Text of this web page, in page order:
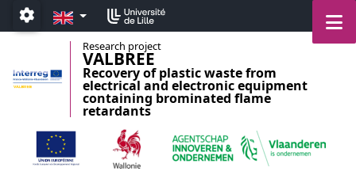
Accéder au menu principal
Accéder au contenu
Paramétrage
EN
Research project
VALBREE
Recovery of plastic waste from
electrical and electronic equipment
containing brominated flame
retardants